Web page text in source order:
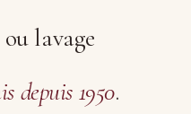
lavage
depuis 1950.